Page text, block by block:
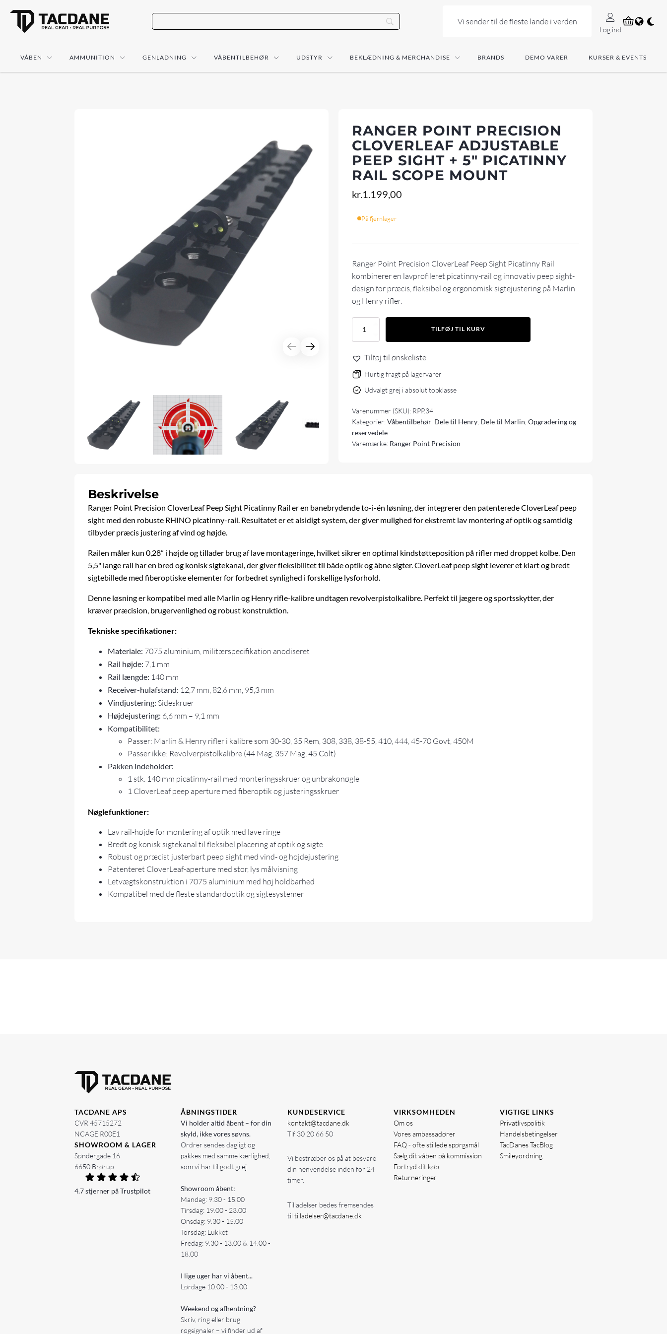
Vi sender til de fleste lande i verden
Log ind
VÅBEN AMMUNITION GENLADNING VÅBENTILBEHØR UDSTYR BEKLÆDNING & MERCHANDISE BRANDS DEMO VARER KURSER & EVENTS
RANGER POINT PRECISION
CLOVERLEAF ADJUSTABLE
PEEP SIGHT + 5" PICATINNY
RAIL SCOPE MOUNT
kr. 1.199,00
På fjernlager
Ranger Point Precision CloverLeaf Peep Sight Picatinny Rail
kombinerer en lavprofileret picatinny-rail og innovativ peep sight-
design for præcis, fleksibel og ergonomisk sigtejustering på Marlin
og Henry rifler.
Ranger
CloverLeaf
Adjustable
Peep
+
Picatinny
Rail
antal
TILFØJ TIL KURV
Tilføj til ønskeliste
Hurtig fragt på lagervarer
Udvalgt grej i absolut topklasse
Varenummer (SKU): RPP.34
Kategorier:Våbentilbehør Dele til Henry Dele til Marlin ,Opgradering og
reservedele
Varemærke: Ranger Point Precision
Beskrivelse
Ranger Point Precision CloverLeaf Peep Sight Picatinny Rail er en banebrydende to-i-én løsning, der integrerer den patenterede CloverLeaf peep
sight med den robuste RHINO picatinny-rail. Resultatet er et alsidigt system, der giver mulighed for ekstremt lav montering af optik og samtidig
tilbyder præcis justering af vind og højde.
Railen måler kun 0,28” i højde og tillader brug af lave montageringe, hvilket sikrer en optimal kindstøtteposition på rifler med droppet kolbe. Den
5,5" lange rail har en bred og konisk sigtekanal, der giver fleksibilitet til både optik og åbne sigter. CloverLeaf peep sight leverer et klart og bredt
sigtebillede med fiberoptiske elementer for forbedret synlighed i forskellige lysforhold.
Denne løsning er kompatibel med alle Marlin og Henry rifle-kalibre undtagen revolverpistolkalibre. Perfekt til jægere og sportsskytter, der
kræver præcision, brugervenlighed og robust konstruktion.
Tekniske specifikationer:
Materiale: 7075 aluminium, militærspecifikation anodiseret
Rail højde: 7,1 mm
Rail længde: 140 mm
Receiver-hulafstand: 12,7 mm, 82,6 mm, 95,3 mm
Vindjustering: Sideskruer
Højdejustering: 6,6 mm – 9,1 mm
Kompatibilitet:
Passer: Marlin & Henry rifler i kalibre som 30-30, 35 Rem, 308, 338, 38-55, 410, 444, 45-70 Govt, 450M
Passer ikke: Revolverpistolkalibre (44 Mag, 357 Mag, 45 Colt)
Pakken indeholder:
1 stk. 140 mm picatinny-rail med monteringsskruer og unbrakonøgle
1 CloverLeaf peep aperture med fiberoptik og justeringsskruer
Nøglefunktioner:
Lav rail-højde for montering af optik med lave ringe
Bredt og konisk sigtekanal til fleksibel placering af optik og sigte
Robust og præcist justerbart peep sight med vind- og højdejustering
Patenteret CloverLeaf-aperture med stor, lys målvisning
Letvægtskonstruktion i 7075 aluminium med høj holdbarhed
Kompatibel med de fleste standardoptik og sigtesystemer
TACDANE APS
CVR 45715272
NCAGE R00E1
SHOWROOM & LAGER
Søndergade 16
6650 Brørup
4.7 stjerner på Trustpilot
ÅBNINGSTIDER
Vi holder altid åbent – for din
skyld, ikke vores søvns.
Ordrer sendes dagligt og
pakkes med samme kærlighed,
som vi har til godt grej
Showroom åbent:
Mandag: 9.30 - 15.00
Tirsdag: 19.00 - 23.00
Onsdag: 9.30 - 15.00
Torsdag: Lukket
Fredag: 9.30 - 13.00 & 14.00 -
18.00
I lige uger har vi åbent...
Lørdage 10.00 - 13.00
Weekend og afhentning?
Skriv, ring eller brug
røgsignaler – vi finder ud af
KUNDESERVICE
kontakt@tacdane.dk
Tlf 30 20 66 50
Vi bestræber os på at besvare
din henvendelse inden for 24
timer.
Tilladelser bedes fremsendes
til tilladelser@tacdane.dk
VIRKSOMHEDEN
Om os
Vores ambassadører
FAQ - ofte stillede spørgsmål
Sælg dit våben på kommission
Fortryd dit køb
Returneringer
VIGTIGE LINKS
Privatlivspolitik
Handelsbetingelser
TacDanes TacBlog
Smileyordning